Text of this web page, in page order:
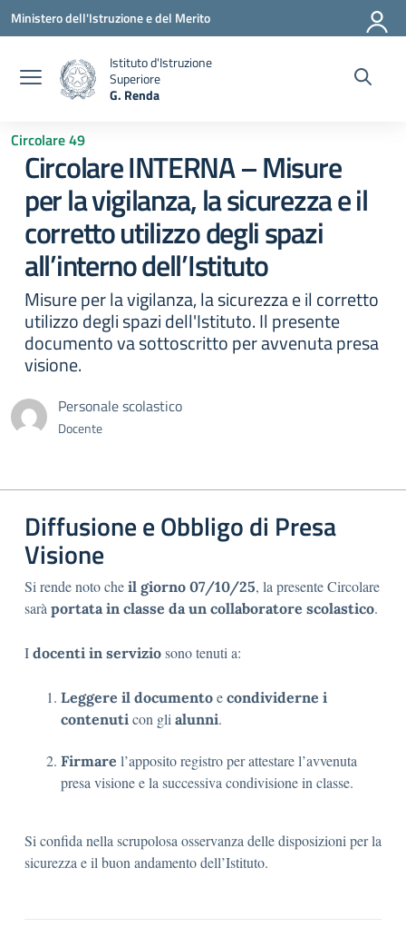
Vai ai contenuti
Vai al menu di navigazione
Vai al footer
Ministero dell'Istruzione e del Merito
Istituto d'Istruzione
Superiore
G. Renda
Circolare 49
Circolare INTERNA – Misure
per la vigilanza, la sicurezza e il
corretto utilizzo degli spazi
all’interno dell’Istituto
Misure per la vigilanza, la sicurezza e il corretto
utilizzo degli spazi dell'Istituto. Il presente
documento va sottoscritto per avvenuta presa
visione.
Personale scolastico
Docente
Diffusione e Obbligo di Presa
Visione
Si rende noto che il giorno 07/10/25, la presente Circolare
sarà portata in classe da un collaboratore scolastico.
I docenti in servizio sono tenuti a:
Leggere il documento e condividerne i
contenuti con gli alunni.
Firmare l’apposito registro per attestare l’avvenuta
presa visione e la successiva condivisione in classe.
Si confida nella scrupolosa osservanza delle disposizioni per la
sicurezza e il buon andamento dell’Istituto.